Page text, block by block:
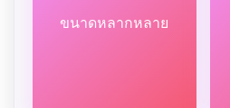
ขนาดหลากหลาย